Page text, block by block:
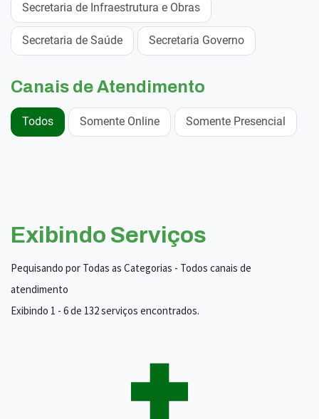
Secretaria de Infraestrutura e Obras
Secretaria de Saúde Secretaria Governo
Canais de Atendimento
Todos Somente Online Somente Presencial
Exibindo Serviços
Pequisando por Todas as Categorias - Todos canais de
atendimento
Exibindo 1 - 6 de 132 serviços encontrados.